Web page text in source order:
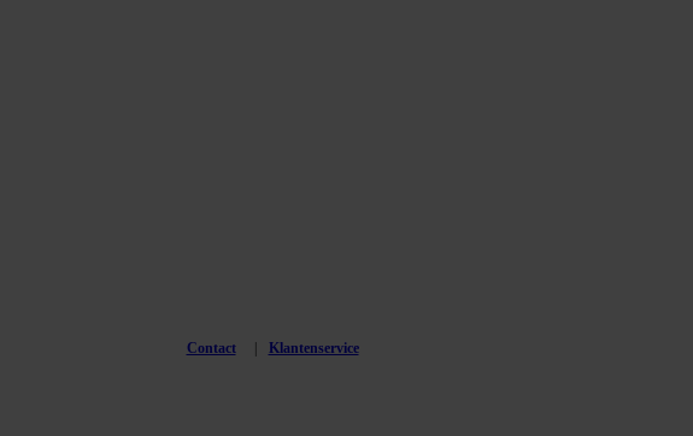
Contact Klantenservice